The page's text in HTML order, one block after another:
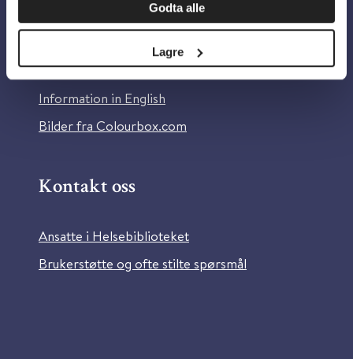
Godta alle
Lagre
Om Helsebiblioteket
Personvern og informasjonskapsler
Tilgjengelighetserklæring
Information in English
Bilder fra Colourbox.com
Kontakt oss
Ansatte i Helsebiblioteket
Brukerstøtte og ofte stilte spørsmål